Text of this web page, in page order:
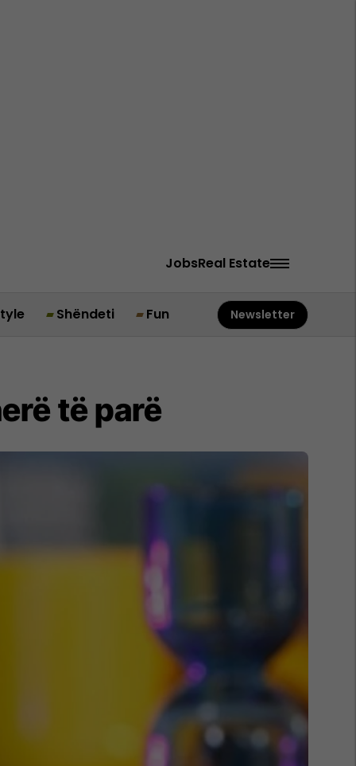
JobsReal Estate
Shëndeti Fun Newsletter
të parë